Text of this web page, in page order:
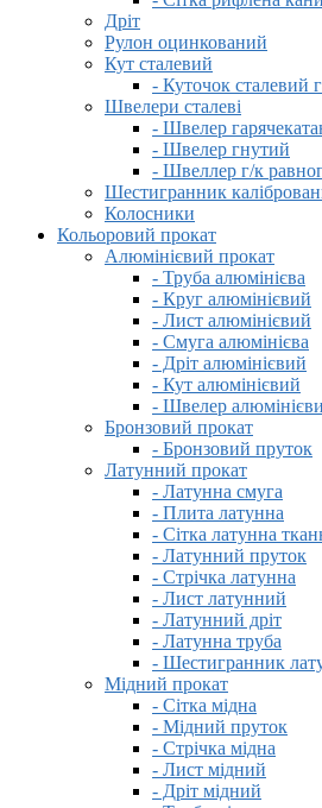
Дріт
Рулон оцинкований
Кут сталевий
- Куточок сталевий
Швелери сталеві
- Швелер
- Швелер гнутий
- Швеллер г/к
Шестигранник
Колосники
Кольоровий прокат
Алюмінієвий прокат
- Труба алюмінієва
- Круг алюмінієвий
- Лист алюмінієвий
- Смуга алюмінієва
- Дріт алюмінієвий
- Кут алюмінієвий
- Швелер
Бронзовий прокат
- Бронзовий пруток
Латунний прокат
- Латунна смуга
- Плита латунна
- Сітка латунна
- Латунний пруток
- Стрічка латунна
- Лист латунний
- Латунний дріт
- Латунна труба
- Шестигранник
Мідний прокат
- Сітка мідна
- Мідний пруток
- Стрічка мідна
- Лист мідний
- Дріт мідний